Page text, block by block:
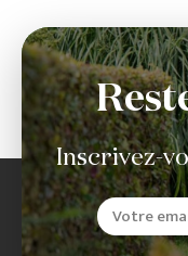
Inscrivez-